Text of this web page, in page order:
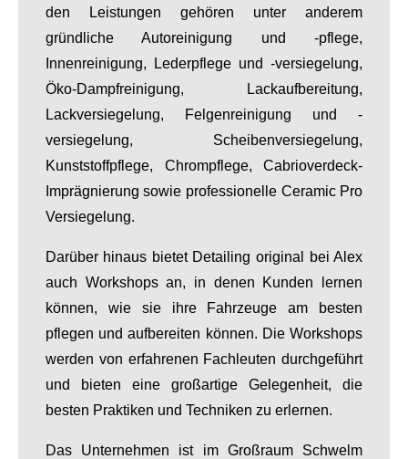
den Leistungen gehören unter anderem
gründliche Autoreinigung und -pflege,
Innenreinigung, Lederpflege und -versiegelung,
Öko-Dampfreinigung, Lackaufbereitung,
Lackversiegelung, Felgenreinigung und -
versiegelung, Scheibenversiegelung,
Kunststoffpflege, Chrompflege, Cabrioverdeck-
Imprägnierung sowie professionelle Ceramic Pro
Versiegelung.
Darüber hinaus bietet Detailing original bei Alex
auch Workshops an, in denen Kunden lernen
können, wie sie ihre Fahrzeuge am besten
pflegen und aufbereiten können. Die Workshops
werden von erfahrenen Fachleuten durchgeführt
und bieten eine großartige Gelegenheit, die
besten Praktiken und Techniken zu erlernen.
Das Unternehmen ist im Großraum Schwelm